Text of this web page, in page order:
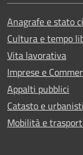
Anagrafe e stato
Cultura e tempo
Vita lavorativa
Imprese e
Appalti pubblici
Catasto e
Mobilità e